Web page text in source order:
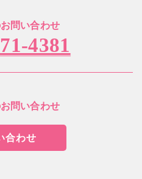
問い合わせ
4381
問い合わせ
合わせ